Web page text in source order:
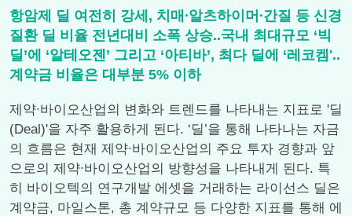
항암제 딜 여전히 강세, 치매∙알츠하이머∙간질 등 신경
질환 딜 비율 전년대비 소폭 상승..국내 최대규모 ‘빅
딜’에 ‘알테오젠’ 그리고 ‘아티바’, 최다 딜에 ‘레코켐'..
계약금 비율은 대부분 5% 이하
제약∙바이오산업의 변화와 트렌드를 나타내는 지표로 '딜
(Deal)'을 자주 활용하게 된다. ‘딜’을 통해 나타나는 자금
의 흐름은 현재 제약∙바이오산업의 주요 투자 경향과 앞
으로의 제약∙바이오산업의 방향성을 나타내게 된다. 특
히 바이오텍의 연구개발 에셋을 거래하는 라이선스 딜은
계약금, 마일스톤, 총 계약규모 등 다양한 지표를 통해 에